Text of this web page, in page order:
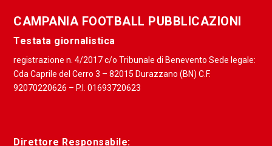
CAMPANIA FOOTBALL PUBBLICAZIONI
Testata giornalistica
registrazione n. 4/2017 c/o Tribunale di Benevento Sede legale:
Cda Caprile del Cerro 3 – 82015 Durazzano (BN) C.F.
92070220626 – P.I. 01693720623
Direttore Responsabile: